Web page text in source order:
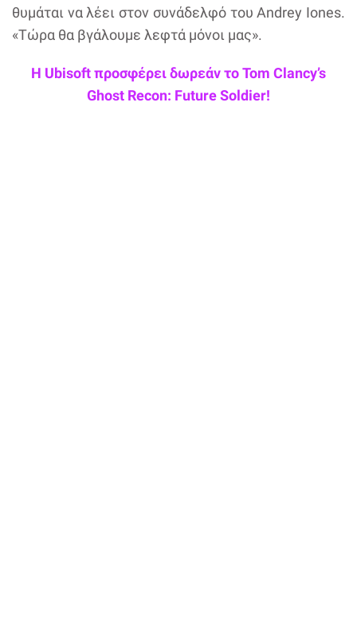
θυμάται να λέει στον συνάδελφό του Andrey Iones.
«Τώρα θα βγάλουμε λεφτά μόνοι μας».
Η Ubisoft προσφέρει δωρεάν το Tom Clancy’s
Ghost Recon: Future Soldier!